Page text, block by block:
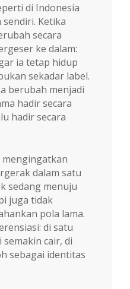
di Indonesia
Ketika
secara
ke dalam:
ia tetap hidup
sekadar label.
berubah menjadi
hadir secara
hadir secara
mengingatkan
dalam satu
sedang menuju
juga tidak
pola lama.
di satu
cair, di
sebagai identitas